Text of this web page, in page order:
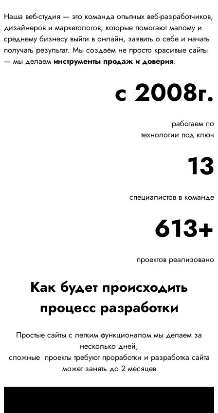
Наша веб-студия — это команда опытных веб-разработчиков,
дизайнеров и маркетологов, которые помогают малому и
среднему бизнесу выйти в онлайн, заявить о себе и начать
получать результат. Мы создаём не просто красивые сайты
— мы делаем инструменты продаж и доверия.
с 2008г.
работаем по
технологии под ключ
13
специалистов в команде
613+
проектов реализовано
Как будет происходить
процесс разработки
Простые сайты с легким функционалом мы делаем за
несколько дней,
сложные проекты требуют проработки и разработка сайта
может занять до 2 месяцев